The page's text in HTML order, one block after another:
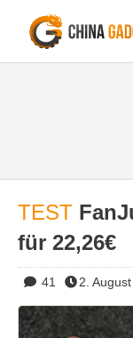
TEST
für 22,26€
41 2.